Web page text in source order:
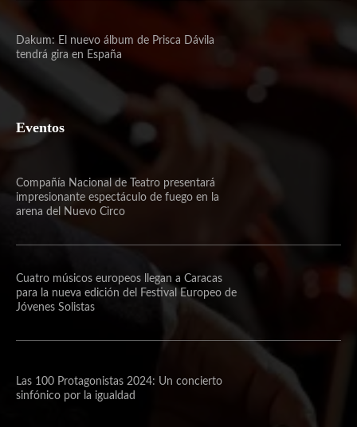
Dakum: El nuevo álbum de Prisca Dávila
tendrá gira en España
Eventos
Compañía Nacional de Teatro presentará
impresionante espectáculo de fuego en la
arena del Nuevo Circo
Cuatro músicos europeos llegan a Caracas
para la nueva edición del Festival Europeo de
Jóvenes Solistas
Las 100 Protagonistas 2024: Un concierto
sinfónico por la igualdad